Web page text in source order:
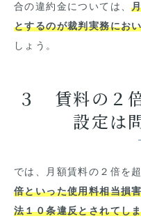
合の違約金については、
とするのが裁判実務にお
しょう。
３ 賃料の２
設定は
では、月額賃料の２倍を
倍といった使用料相当損
法１０条違反とされてし